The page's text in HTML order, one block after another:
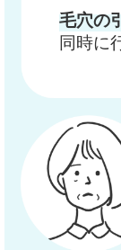
毛穴の
同時に